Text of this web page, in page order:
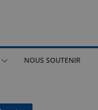
NOUS SOUTENIR